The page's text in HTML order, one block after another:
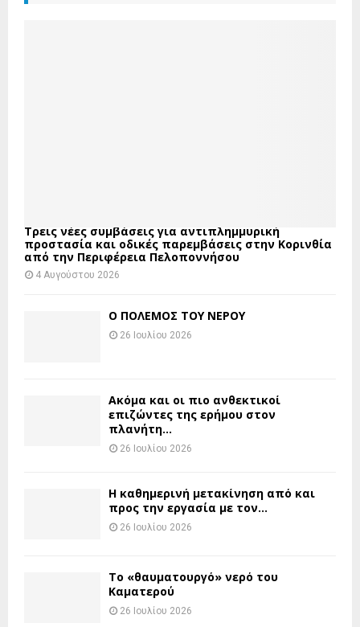
Τρεις νέες συμβάσεις για αντιπλημμυρική
προστασία και οδικές παρεμβάσεις στην Κορινθία
από την Περιφέρεια Πελοποννήσου
4 Αυγούστου 2026
Ο ΠΟΛΕΜΟΣ ΤΟΥ ΝΕΡΟΥ
26 Ιουλίου 2026
Ακόμα και οι πιο ανθεκτικοί
επιζώντες της ερήμου στον
πλανήτη...
26 Ιουλίου 2026
H καθημερινή μετακίνηση από και
προς την εργασία με τον...
26 Ιουλίου 2026
Το «θαυματουργό» νερό του
Καματερού
26 Ιουλίου 2026